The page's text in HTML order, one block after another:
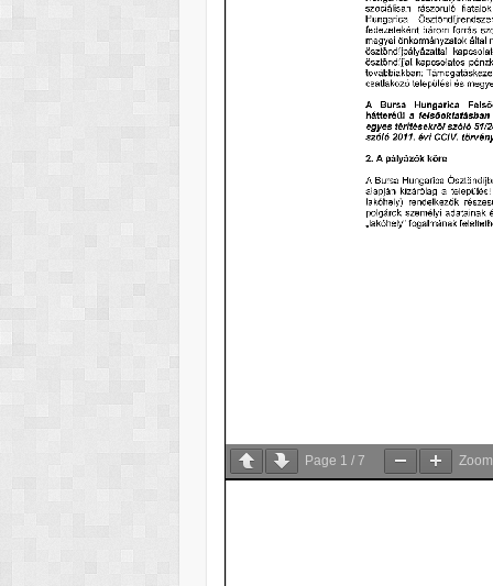
Page 1 /7 Zoom